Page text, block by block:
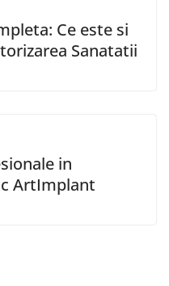
Ce este si
Sanatatii
in
ArtImplant